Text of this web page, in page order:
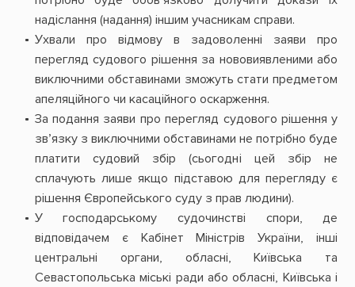
надіслання (надання) іншим учасникам справи.
Ухвали про відмову в задоволенні заяви про
перегляд судового рішення за нововиявленими або
виключними обставинами зможуть стати предметом
апеляційного чи касаційного оскарження.
За подання заяви про перегляд судового рішення у
зв’язку з виключними обставинами не потрібно буде
платити судовий збір (сьогодні цей збір не
сплачують лише якщо підставою для перегляду є
рішення Європейського суду з прав людини).
У господарському судочинстві спори, де
відповідачем є Кабінет Міністрів України, інші
центральні органи, обласні, Київська та
Севастопольська міські ради або обласні, Київська і